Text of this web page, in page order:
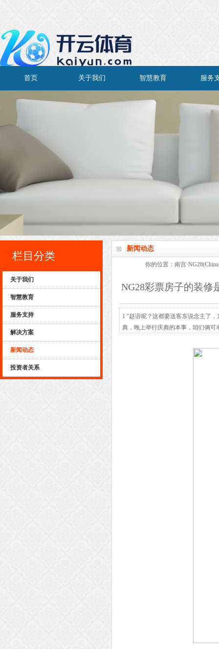
首页 关于我们 智慧教育 服务
新闻动态
你的位置： 南宫
NG28彩票房子的装修
1 “赵语呢？这都要送客东说念主了
典，晚上举行庆典的本事，咱们俩
礼说念歉，还得在父母眼前给她打
栏目分类
关于我们
智慧教育
服务支持
解决方案
新闻动态
投资者关系